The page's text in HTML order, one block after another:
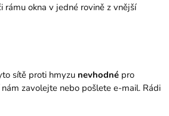
rámu okna v jedné rovině z vnější
sítě proti hmyzu nevhodné pro
nám zavolejte nebo pošlete e-mail. Rádi